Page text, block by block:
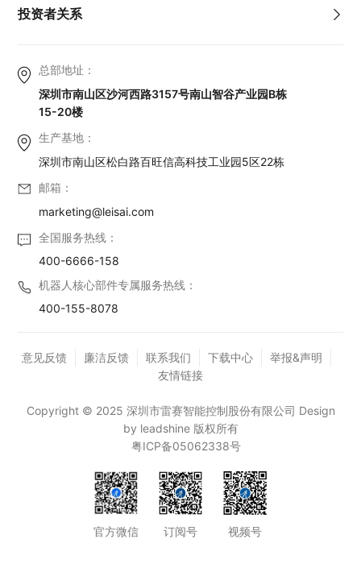
总部地址：
深圳市南山区沙河西路3157号南山智谷产业园B栋
15-20楼
生产基地：
深圳市南山区松白路百旺信高科技工业园5区22栋
邮箱：
marketing@leisai.com
全国服务热线：
400-6666-158
机器人核心部件专属服务热线：
400-155-8078
投资者关系
意见反馈 廉洁反馈 联系我们 下载中心
举报&声明
友情链接
Copyright © 2025 深圳市雷赛智能控制股份有限公司 Design
by leadshine 版权所有
粤ICP备05062338号
官方微信 订阅号 视频号